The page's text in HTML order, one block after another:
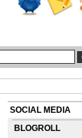
SOCIAL MEDIA
BLOGROLL